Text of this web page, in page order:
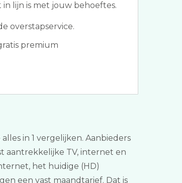
lijn is met jouw behoeftes.
overstapservice.
premium
in 1 vergelijken. Aanbieders
aantrekkelijke TV, internet en
het huidige (HD)
een vast maandtarief. Dat is